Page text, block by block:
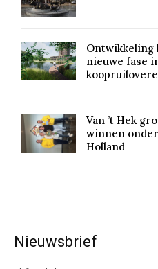
Ontwikkeling
nieuwe fase
Van ’t Hek
winnen
Holland
Nieuwsbrief